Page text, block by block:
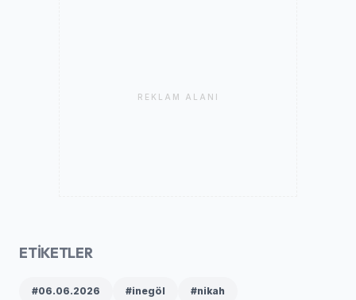
REKLAM ALANI
ETİKETLER
#06.06.2026 #inegöl #nikah